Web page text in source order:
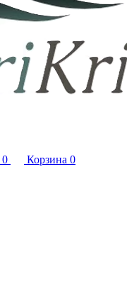
0 Корзина 0